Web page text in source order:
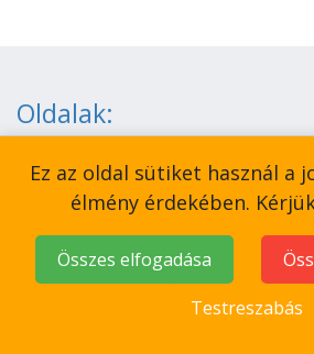
Oldalak:
Kezdőlap
Vitorlás bérlés
E-boat bérlés
Speed boat bérlés
Ez az oldal sütiket használ a
élmény érdekében.
Összes elfogadása
Testreszabás